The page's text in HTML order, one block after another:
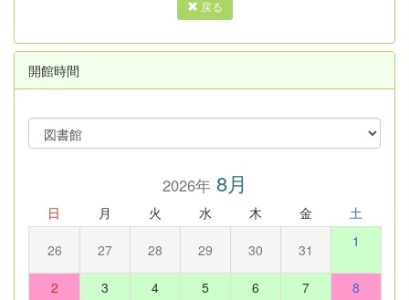
戻る
開館時間
2026年8月
日 月 火 水 木 金 土
26 27 28 29 30 31 1
2 3 4 5 6 7 8